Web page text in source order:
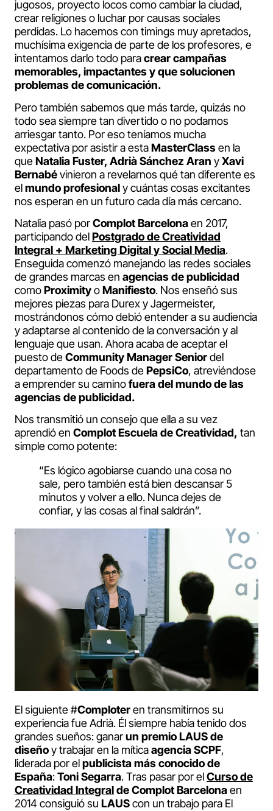
jugosos, proyecto locos como cambiar la ciudad,
crear religiones o luchar por causas sociales
perdidas. Lo hacemos con timings muy apretados,
muchísima exigencia de parte de los profesores, e
intentamos darlo todo paracrear campañas
memorables, impactantes y que solucionen
problemas de comunicación.
Pero también sabemos que más tarde, quizás no
todo sea siempre tan divertido o no podamos
arriesgar tanto. Por eso teníamos mucha
expectativa por asistir a estaMasterClassen la
queNatalia Fuster, Adrià Sánchez Aran yXavi
Bernabévinieron a revelarnos qué tan diferente es
elmundo profesionaly cuántas cosas excitantes
nos esperan en un futuro cada día más cercano.
Natalia pasó porComplot Barcelonaen 2017,
participando delPostgrado de Creatividad
Integral + Marketing Digital y Social Media.
Enseguida comenzó manejando las redes sociales
de grandes marcas en agencias de publicidad
comoProximityoManifiesto. Nos enseñó sus
mejores piezas para Durex y Jagermeister,
mostrándonos cómo debió entender a su audiencia
y adaptarse al contenido de la conversación y al
lenguaje que usan. Ahora acaba de aceptar el
puesto deCommunity Manager Seniordel
departamento de Foods dePepsiCo, atreviéndose
a emprender su caminofuera del mundo de las
agencias de publicidad.
Nos transmitió un consejo que ella a su vez
aprendió en Complot Escuela de Creatividad, tan
simple como potente:
“Es lógico agobiarse cuando una cosa no
sale, pero también está bien descansar 5
minutos y volver a ello. Nunca dejes de
confiar, y las cosas al final saldrán”.
El siguiente #Comploteren transmitirnos su
experiencia fue Adrià. Él siempre había tenido dos
grandes sueños: ganarun premio LAUS de
diseñoy trabajar en la míticaagencia SCPF,
liderada por elpublicista más conocido de
España:Toni Segarra. Tras pasar por elCurso de
Creatividad Integralde Complot Barcelonaen
2014 consiguió su LAUScon un trabajo para El